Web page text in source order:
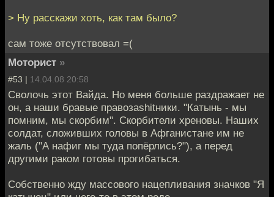
> Ну расскажи хоть, как там было?
cам тоже отсутствовал =(
Моторист »
#53 | 14.04.08 20:58
Сволочь этот Вайда. Но меня больше раздражает не
он, а наши бравые правозаshitники. "Катынь - мы
помним, мы скорбим". Скорбители хреновы. Наших
солдат, сложивших головы в Афганистане им не
жаль ("А нафиг мы туда попёрлись?"), а перед
другими раком готовы прогибаться.
Собственно жду массового нацепливания значков "Я